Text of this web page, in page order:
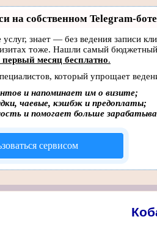
на собственном Telegram-боте
услуг, знает — без ведения записи
тоже. Нашли самый
первый месяц бесплатно.
который упрощает
и напоминает им о визите;
чаевые, кэшбэк и предоплаты;
и помогает больше
сервисом